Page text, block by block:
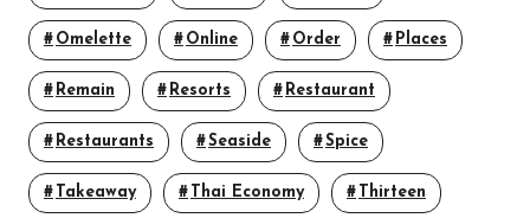
Omelette Online Order Places
Remain Resorts Restaurant
Restaurants Seaside Spice
Takeaway Thai Economy Thirteen